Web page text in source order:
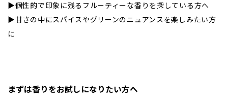
▶︎個性的で印象に残るフルーティーな香りを探している方へ
▶︎甘さの中にスパイスやグリーンのニュアンスを楽しみたい方
に
まずは香りをお試しになりたい方へ